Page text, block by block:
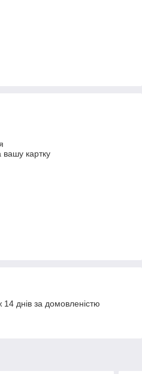
вашу картку
днів за домовленістю